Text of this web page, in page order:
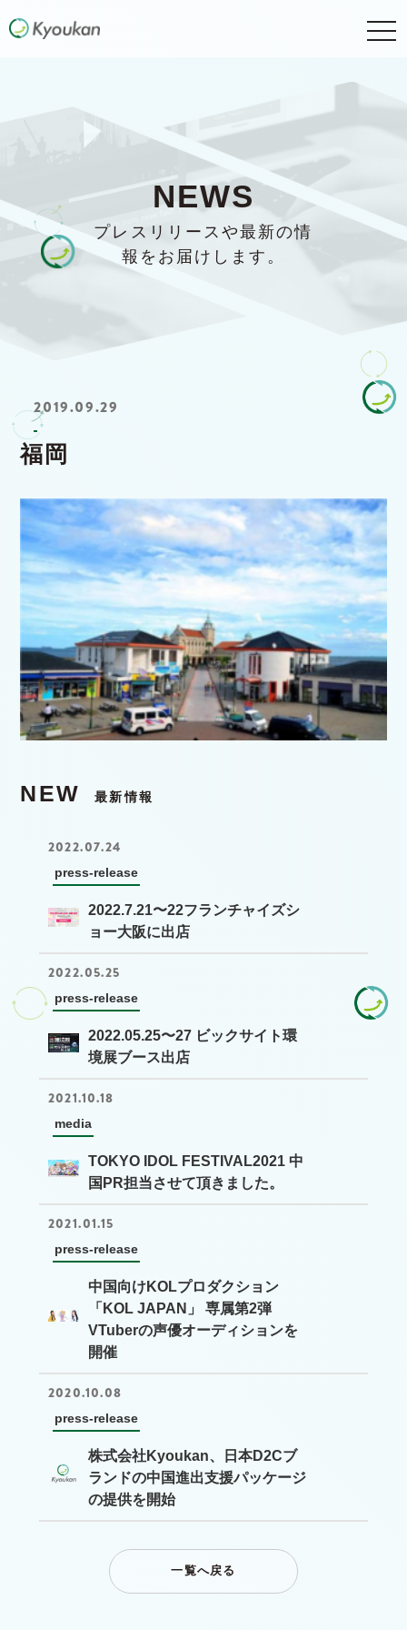
NEWS
プレスリリースや最新の情
報をお届けします。
2019.09.29
福岡
NEW 最新情報
2022.07.24
press-release
2022.7.21〜22フランチャイズシ
ョー大阪に出店
2022.05.25
press-release
2022.05.25〜27 ビックサイト環
境展ブース出店
2021.10.18
media
TOKYO IDOL FESTIVAL2021 中
国PR担当させて頂きました。
2021.01.15
press-release
中国向けKOLプロダクション
「KOL JAPAN」 専属第2弾
VTuberの声優オーディションを
開催
2020.10.08
press-release
株式会社Kyoukan、日本D2Cブ
ランドの中国進出支援パッケージ
の提供を開始
一覧へ戻る